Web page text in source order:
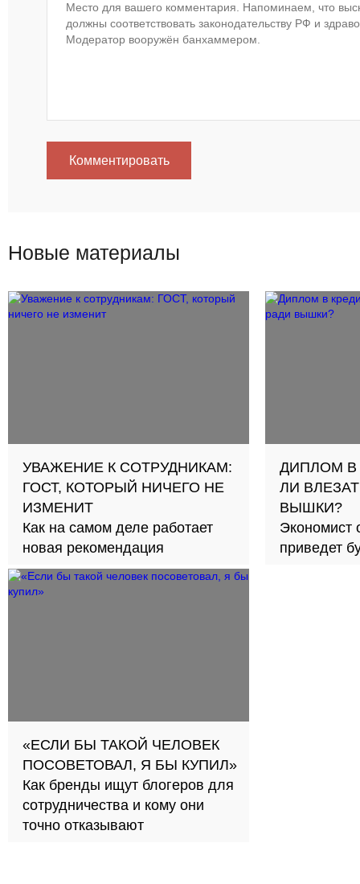
Комментировать
Новые материалы
УВАЖЕНИЕ К СОТРУДНИКАМ:
ГОСТ, КОТОРЫЙ НИЧЕГО НЕ
ИЗМЕНИТ
Как на самом деле работает
новая рекомендация
ДИПЛОМ В
ЛИ
ВЫШКИ?
Экономист
приведет
«ЕСЛИ БЫ ТАКОЙ ЧЕЛОВЕК
ПОСОВЕТОВАЛ, Я БЫ КУПИЛ»
Как бренды ищут блогеров для
сотрудничества и кому они
точно отказывают